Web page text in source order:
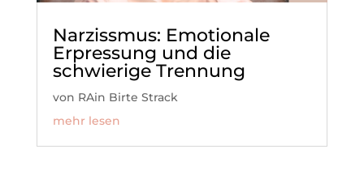
Narzissmus: Emotionale
Erpressung und die
schwierige Trennung
von RAin Birte Strack
mehr lesen